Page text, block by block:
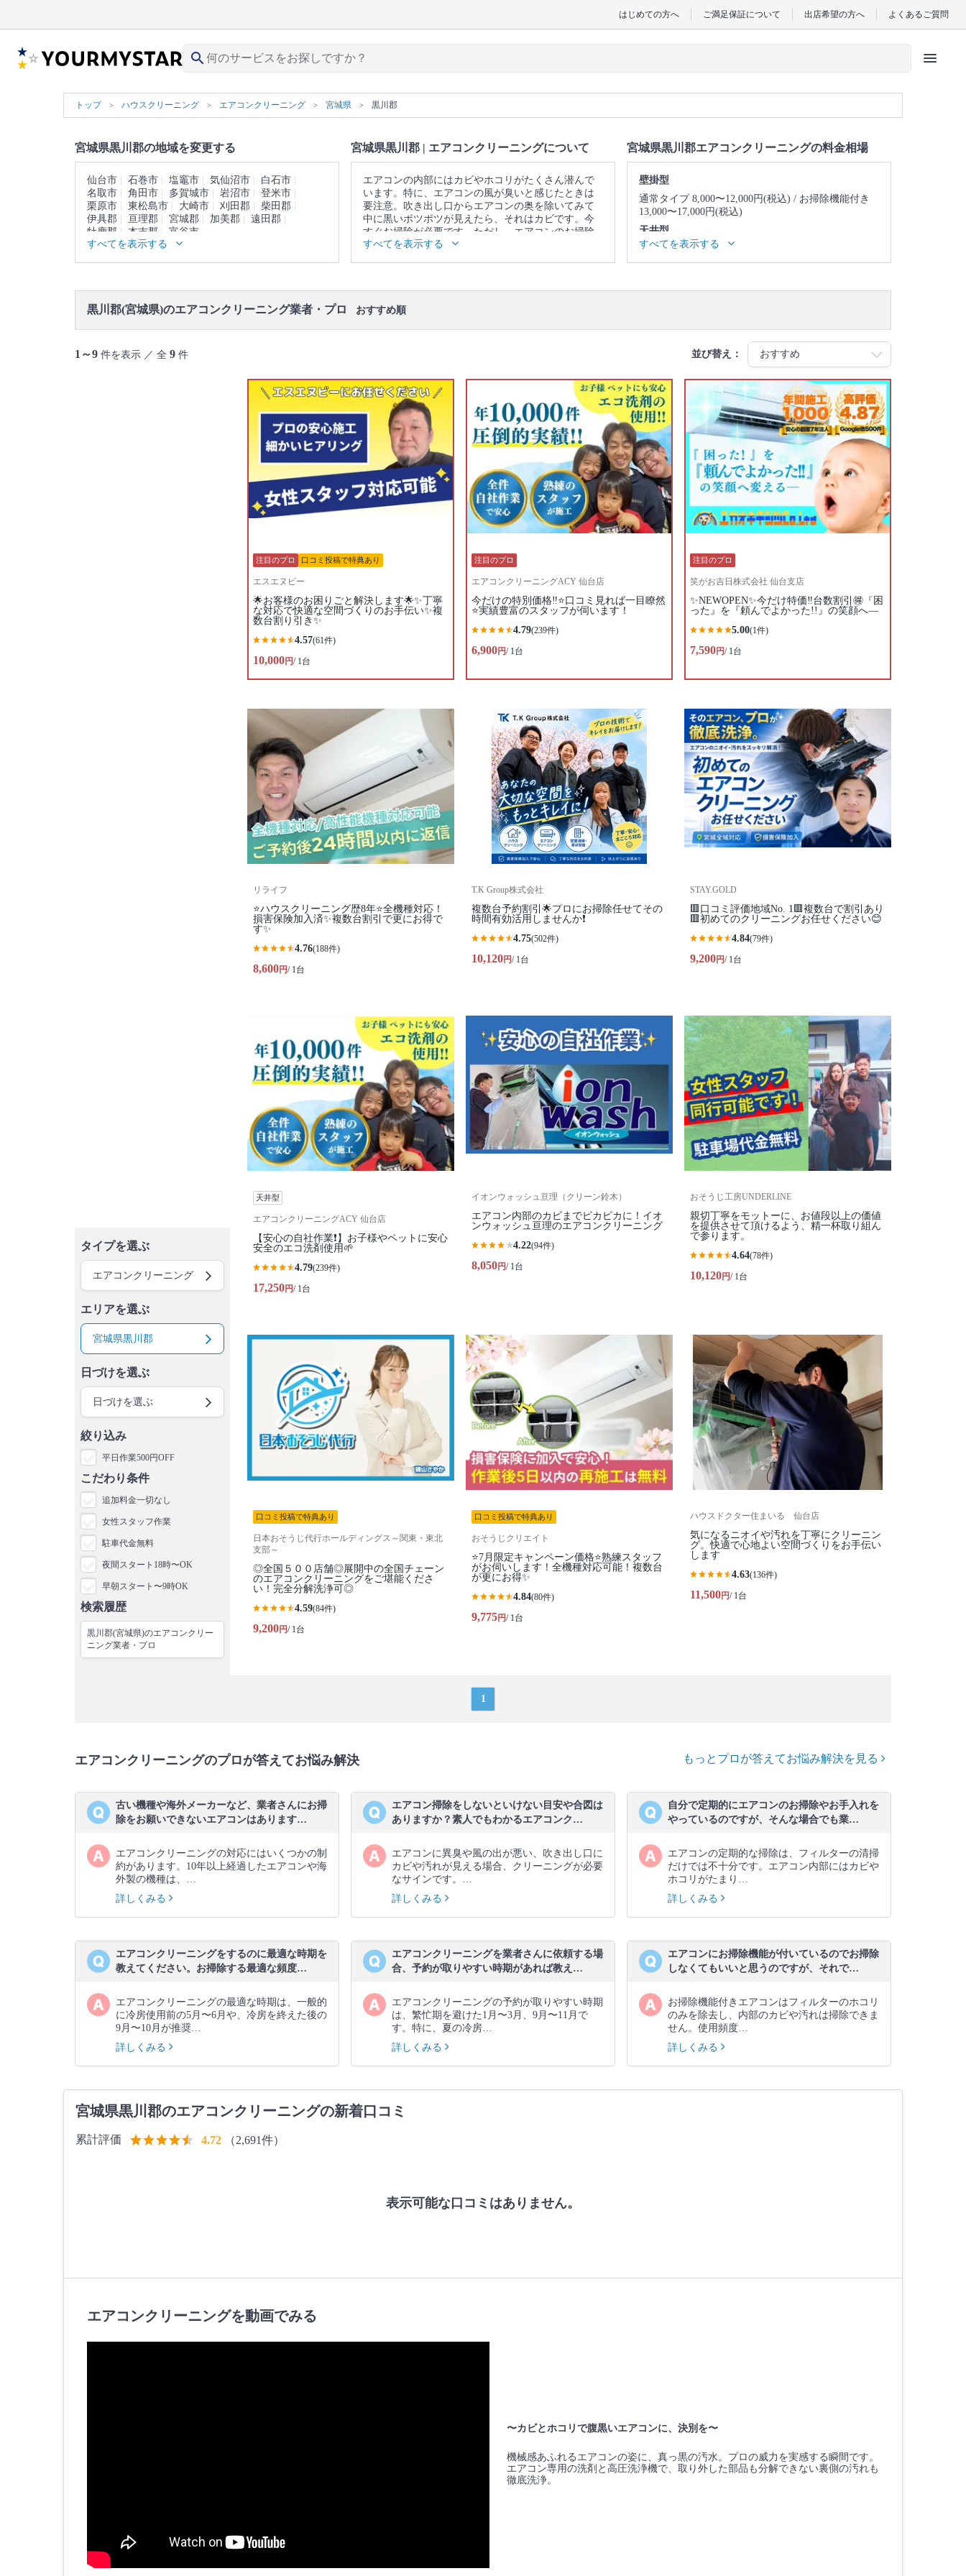
はじめての方へ ご満足保証について 出店希望の方へ よくあるご質問
search menu
トップ ハウスクリーニング エアコンクリーニング 宮城県 黒川郡
宮城県黒川郡の地域を変更する
仙台市 石巻市 塩竈市 気仙沼市
白石市
名取市
角田市 多賀城市 岩沼市
登米市
栗原市
東松島市 大崎市 刈田郡
柴田郡
伊具郡
亘理郡 宮城郡 加美郡
遠田郡
牡鹿郡
本吉郡
富谷市
すべてを表示する
宮城県黒川郡 | エアコンクリーニングについて
エアコンの内部にはカビやホコリがたくさん潜んで
います。特に、エアコンの風が臭いと感じたときは
要注意。吹き出し口からエアコンの奥を除いてみて
中に黒いポツポツが見えたら、それはカビです。今
すぐお掃除が必要です。ただし、エアコンのお掃除
はフィルターをキレイにして終わりではありませ
洗浄してくれるのが、プロのエアコンクリーニング
中から、あなたの条件にあったプロに出会ってくだ
さい。口コミ・写真・日程・料金からあなたにあっ
たプロがきっと見つかります。
▼表示価格に含まれるエアコンクリーニングの作業
エアコン内部の高圧洗浄 / 外装カバー / フィン（熱交
換器） / ファン / フィルター / ドレンパン / 作業場所
の簡易清掃 / 業務用タイプと家庭用タイプは共通料金
口コミもご参照ください。
※本ページでは一部プロモーションを含む場合があ
すべてを表示する
宮城県黒川郡エアコンクリーニングの料金相場
壁掛型
通常タイプ 8,000〜12,000円(税込)
お掃除機能付き
13,000〜17,000円(税込)
天井型
天井埋め込み型1方向 23,000〜27,000円(税込)
埋め込み型2方向 25,000〜29,000円(税込)
天井埋め
23,000〜27,000円(税込)
すべてを表示する
黒川郡(宮城県)のエアコンクリーニング業者・プロ おすすめ順
1～9 件を表示 ／ 全 9 件 並び替え：
タイプを選ぶ
エアコンクリーニング
エリアを選ぶ
宮城県黒川郡
日づけを選ぶ
日づけを選ぶ
絞り込み
平日作業500円OFF
こだわり条件
追加料金一切なし
女性スタッフ作業
駐車代金無料
夜間スタート18時〜OK
早朝スタート〜9時OK
検索履歴
黒川郡(宮城県)のエアコンクリー
ニング業者・プロ
注目のプロ 口コミ投稿で特典あり
エスエヌビー
🌟お客様のお困りごと解決します🌟✨丁寧
な対応で快適な空間づくりのお手伝い✨複
数台割り引き✨
4.57(61件)
10,000円/ 1台
注目のプロ
エアコンクリーニングACY 仙台店
今だけの特別価格‼️⭐口コミ見れば一目瞭然
⭐実績豊富のスタッフが伺います！
4.79(239件)
6,900円/ 1台
注目のプロ
笑がお吉日株式会社 仙台支店
✨NEWOPEN✨今だけ特価‼️台数割引🉐『困
った』を『頼んでよかった!!』の笑顔へ—
5.00(1件)
7,590円/ 1台
リライフ
⭐ハウスクリーニング歴8年⭐全機種対応！
損害保険加入済✨複数台割引で更にお得で
す✨
4.76(188件)
8,600円/ 1台
T.K Group株式会社
複数台予約割引🌟プロにお掃除任せてその
時間有効活用しませんか❗️
4.75(502件)
10,120円/ 1台
STAY.GOLD
🟥口コミ評価地域No. 1🟥複数台で割引あり
🟥初めてのクリーニングお任せください😊
4.84(79件)
9,200円/ 1台
天井型
エアコンクリーニングACY 仙台店
【安心の自社作業❗️】お子様やペットに安心
安全のエコ洗剤使用🌱
4.79(239件)
17,250円/ 1台
イオンウォッシュ亘理（クリーン鈴木）
エアコン内部のカビまでピカピカに！イオ
ンウォッシュ亘理のエアコンクリーニング
4.22(94件)
8,050円/ 1台
おそうじ工房UNDERLINE
親切丁寧をモットーに、お値段以上の価値
を提供させて頂けるよう、精一杯取り組ん
で参ります。
4.64(78件)
10,120円/ 1台
口コミ投稿で特典あり
日本おそうじ代行ホールディングス～関東・東北
支部～
◎全国５００店舗◎展開中の全国チェーン
のエアコンクリーニングをご堪能くださ
い！完全分解洗浄可◎
4.59(84件)
9,200円/ 1台
口コミ投稿で特典あり
おそうじクリエイト
⭐7月限定キャンペーン価格⭐熟練スタッフ
がお伺いします！全機種対応可能！複数台
が更にお得✨
4.84(80件)
9,775円/ 1台
ハウスドクター住まいる 仙台店
気になるニオイや汚れを丁寧にクリーニン
グ。快適で心地よい空間づくりをお手伝い
します
4.63(136件)
11,500円/ 1台
1
エアコンクリーニングのプロが答えてお悩み解決 もっとプロが答えてお悩み解決を見る
古い機種や海外メーカーなど、業者さんにお掃
除をお願いできないエアコンはあります…
エアコンクリーニングの対応にはいくつかの制
約があります。10年以上経過したエアコンや海
外製の機種は、…
詳しくみる
エアコン掃除をしないといけない目安や合図は
ありますか？素人でもわかるエアコンク…
エアコンに異臭や風の出が悪い、吹き出し口に
カビや汚れが見える場合、クリーニングが必要
なサインです。…
詳しくみる
自分で定期的にエアコンのお掃除やお手入れを
やっているのですが、そんな場合でも業…
エアコンの定期的な掃除は、フィルターの清掃
だけでは不十分です。エアコン内部にはカビや
ホコリがたまり…
詳しくみる
エアコンクリーニングをするのに最適な時期を
教えてください。お掃除する最適な頻度…
エアコンクリーニングの最適な時期は、一般的
に冷房使用前の5月〜6月や、冷房を終えた後の
9月〜10月が推奨…
詳しくみる
エアコンクリーニングを業者さんに依頼する場
合、予約が取りやすい時期があれば教え…
エアコンクリーニングの予約が取りやすい時期
は、繁忙期を避けた1月〜3月、9月〜11月で
す。特に、夏の冷房…
詳しくみる
エアコンにお掃除機能が付いているのでお掃除
しなくてもいいと思うのですが、それで…
お掃除機能付きエアコンはフィルターのホコリ
のみを除去し、内部のカビや汚れは掃除できま
せん。使用頻度…
詳しくみる
宮城県黒川郡のエアコンクリーニングの新着口コミ
累計評価 4.72 （2,691件）
表示可能な口コミはありません。
エアコンクリーニングを動画でみる
〜カビとホコリで腹黒いエアコンに、決別を〜
機械感あふれるエアコンの姿に、真っ黒の汚水。プロの威力を実感する瞬間です。
エアコン専用の洗剤と高圧洗浄機で、取り外した部品も分解できない裏側の汚れも
徹底洗浄。